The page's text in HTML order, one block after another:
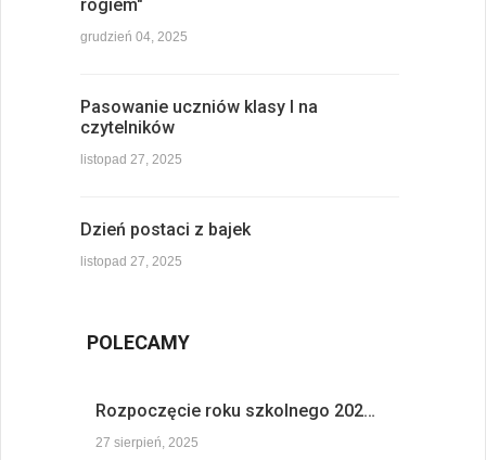
rogiem"
grudzień 04, 2025
Pasowanie uczniów klasy I na
czytelników
listopad 27, 2025
Dzień postaci z bajek
listopad 27, 2025
POLECAMY
Rozpoczęcie roku szkolnego 202…
27 sierpień, 2025